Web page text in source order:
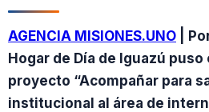
AGENCIA MISIONES.UNO |
Hogar de Día de Iguazú puso
proyecto “Acompañar para
institucional al área de